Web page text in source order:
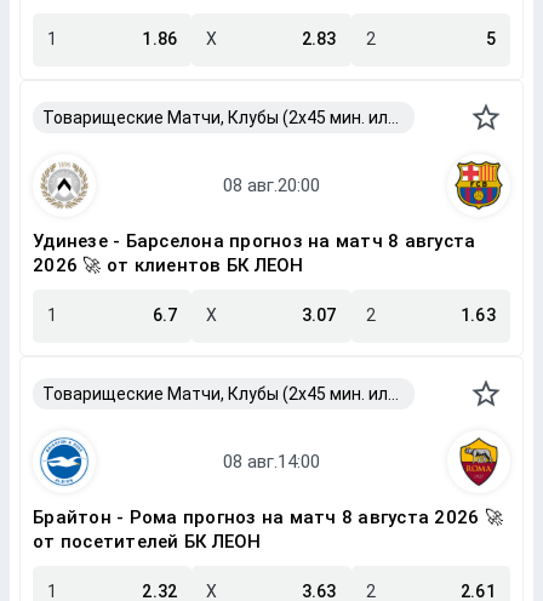
1 1.86 X 2.83 2 5
Удинезе - Барселона прогноз на матч 8 августа
2026 🚀 от клиентов БК ЛЕОН
1 6.7 X 3.07 2 1.63
Брайтон - Рома прогноз на матч 8 августа 2026 🚀
от посетителей БК ЛЕОН
1 2.32 X 3.63 2 2.61